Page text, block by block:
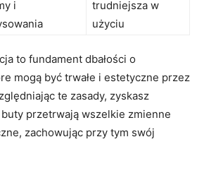
i
trudniejsza w
użyciu
to fundament dbałości o
mogą być trwałe i estetyczne przez
te zasady, zyskasz
przetrwają wszelkie zmienne
zachowując przy tym swój